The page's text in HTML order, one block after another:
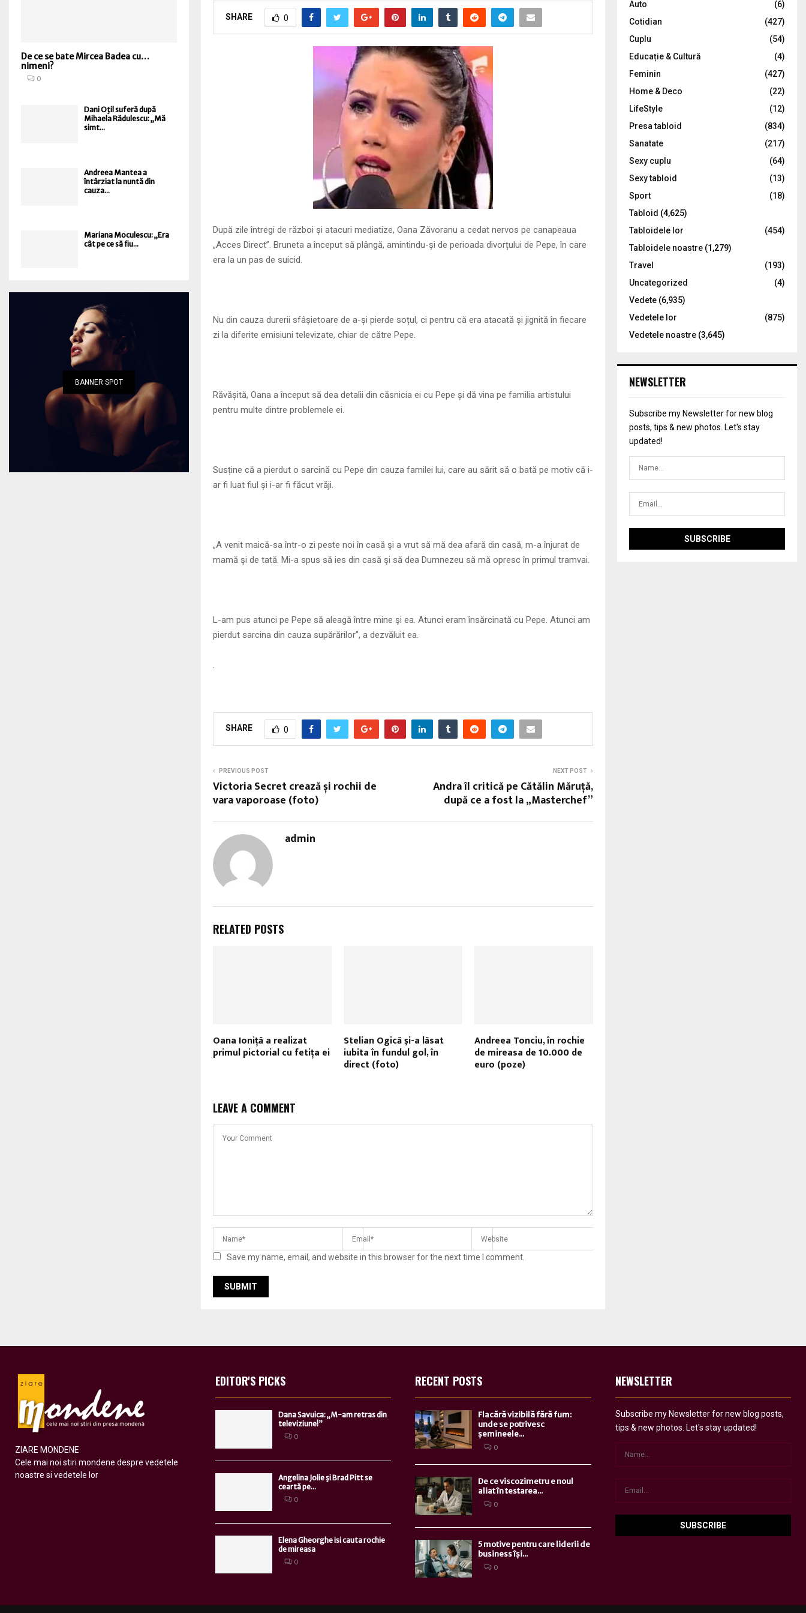
SHARE 0
După zile întregi de război și atacuri mediatize, Oana Zăvoranu a cedat nervos pe canapeaua
„Acces Direct”. Bruneta a început să plângă, amintindu-și de perioada divorțului de Pepe, în care
era la un pas de suicid.
Nu din cauza durerii sfâșietoare de a-și pierde soțul, ci pentru că era atacată și jignită în fiecare
zi la diferite emisiuni televizate, chiar de către Pepe.
Răvășită, Oana a început să dea detalii din căsnicia ei cu Pepe și dă vina pe familia artistului
pentru multe dintre problemele ei.
Susține că a pierdut o sarcină cu Pepe din cauza familei lui, care au sărit să o bată pe motiv că i-
ar fi luat fiul și i-ar fi făcut vrăji.
„A venit maică-sa într-o zi peste noi în casă şi a vrut să mă dea afară din casă, m-a înjurat de
mamă şi de tată. Mi-a spus să ies din casă şi să dea Dumnezeu să mă opresc în primul tramvai.
L-am pus atunci pe Pepe să aleagă între mine şi ea. Atunci eram însărcinată cu Pepe. Atunci am
pierdut sarcina din cauza supărărilor”, a dezvăluit ea.
SHARE 0
PREVIOUS POST
Victoria Secret crează și rochii de
vara vaporoase (foto)
NEXT POST
Andra îl critică pe Cătălin Măruţă,
după ce a fost la „Masterchef”
admin
RELATED POSTS
Oana Ioniță a realizat
primul pictorial cu fetița ei
Stelian Ogică şi-a lăsat
iubita în fundul gol, în
direct (foto)
Andreea Tonciu, în rochie
de mireasa de 10.000 de
euro (poze)
LEAVE A COMMENT
Save my name, email, and website in this browser for the next time I comment.
De ce se bate Mircea Badea cu…
nimeni?
0
Dani Oţil suferă după
Mihaela Rădulescu: „Mă
simt...
Andreea Mantea a
întârziat la nuntă din
cauza...
Mariana Moculescu: „Era
cât pe ce să fiu...
BANNER SPOT
:
C
Auto
(6)
Cotidian
(427)
Cuplu
(54)
Educație & Cultură
(4)
Feminin
(427)
Home & Deco
(22)
LifeStyle
(12)
Presa tabloid
(834)
Sanatate
(217)
Sexy cuplu
(64)
Sexy tabloid
(13)
Sport
(18)
Tabloid (4,625)
Tabloidele lor
(454)
Tabloidele noastre (1,279)
Travel
(193)
Uncategorized
(4)
Vedete (6,935)
Vedetele lor
(875)
Vedetele noastre (3,645)
NEWSLETTER
Subscribe my Newsletter for new blog
posts, tips & new photos. Let's stay
updated!
ZIARE MONDENE
Cele mai noi stiri mondene despre vedetele
noastre si vedetele lor
EDITOR'S PICKS
Dana Savuica: „M-am retras din
televiziune!”
0
Angelina Jolie şi Brad Pitt se
ceartă pe...
0
Elena Gheorghe isi cauta rochie
de mireasa
0
RECENT POSTS
Flacără vizibilă fără fum:
unde se potrivesc
șemineele...
0
De ce viscozimetru e noul
aliat în testarea...
0
5 motive pentru care liderii de
business își...
0
NEWSLETTER
Subscribe my Newsletter for new blog posts,
tips & new photos. Let's stay updated!